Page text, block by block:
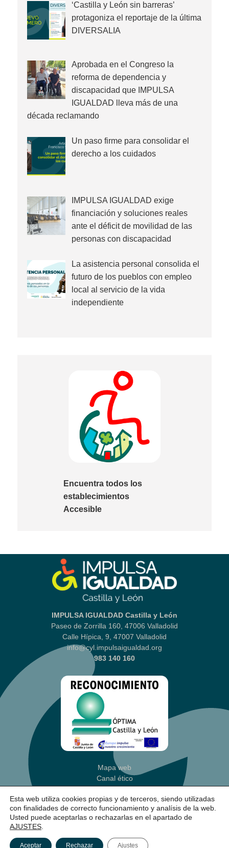
‘Castilla y León sin barreras’
protagoniza el reportaje de la última
DIVERSALIA
Aprobada en el Congreso la
reforma de dependencia y
discapacidad que IMPULSA
IGUALDAD lleva más de una
década reclamando
Un paso firme para consolidar el
derecho a los cuidados
IMPULSA IGUALDAD exige
financiación y soluciones reales
ante el déficit de movilidad de las
personas con discapacidad
La asistencia personal consolida el
futuro de los pueblos con empleo
local al servicio de la vida
independiente
Encuentra todos los
establecimientos
Accesible
IMPULSA IGUALDAD Castilla y León
Paseo de Zorrilla 160, 47006 Valladolid
Calle Hípica, 9, 47007 Valladolid
info@cyl.impulsaigualdad.org
983 140 160
Mapa web
Canal ético
Aviso legal|Política Privacidad
Política de cookies (Ajustes)
Accesibilidad
Esta web utiliza cookies propias y de terceros, siendo utilizadas
con finalidades de correcto funcionamiento y analísis de la web.
Usted puede aceptarlas o rechazarlas en el apartado de
AJUSTES
Aceptar Rechazar Ajustes